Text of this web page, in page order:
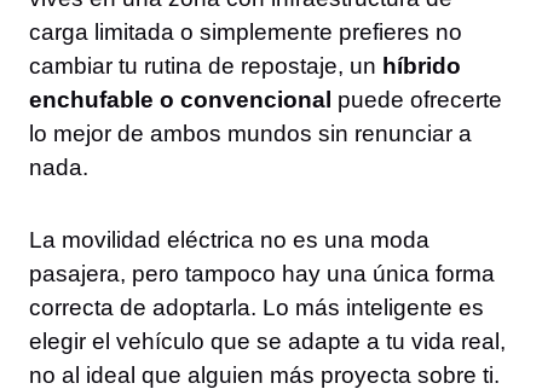
carga limitada o simplemente prefieres no
cambiar tu rutina de repostaje, un híbrido
enchufable o convencional puede ofrecerte
lo mejor de ambos mundos sin renunciar a
nada.
La movilidad eléctrica no es una moda
pasajera, pero tampoco hay una única forma
correcta de adoptarla. Lo más inteligente es
elegir el vehículo que se adapte a tu vida real,
no al ideal que alguien más proyecta sobre ti.